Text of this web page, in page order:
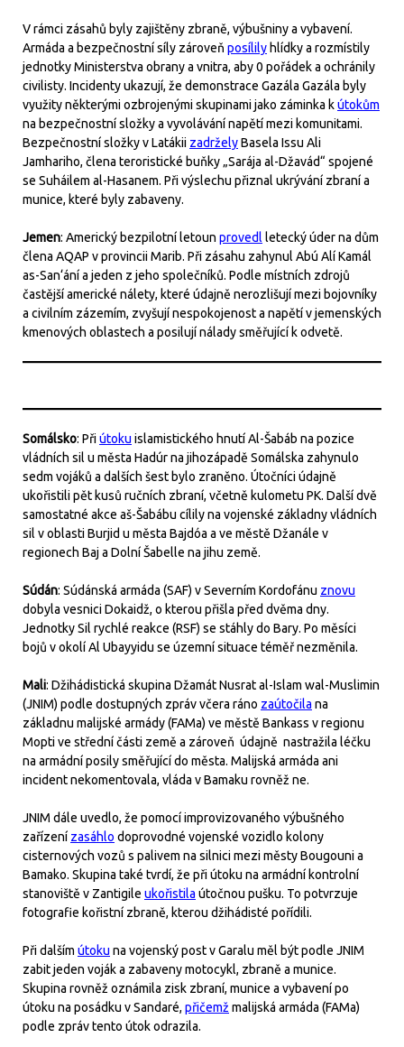
V rámci zásahů byly zajištěny zbraně, výbušniny a vybavení.
Armáda a bezpečnostní síly zároveň posílily hlídky a rozmístily
jednotky Ministerstva obrany a vnitra, aby 0 pořádek a ochránily
civilisty. Incidenty ukazují, že demonstrace Gazála Gazála byly
využity některými ozbrojenými skupinami jako záminka kútokům
na bezpečnostní složky a vyvolávání napětí mezi komunitami.
Bezpečnostní složky v Latákii zadrželyBasela Issu Ali
Jamhariho, člena teroristické buňky „Sarája al-Džavád“ spojené
se Suháilem al-Hasanem. Při výslechu přiznal ukrývání zbraní a
munice, které byly zabaveny.
Jemen: Americký bezpilotní letoun provedl letecký úder na dům
člena AQAP v provincii Marib. Při zásahu zahynul Abú Alí Kamál
as-San‘ání a jeden z jeho společníků. Podle místních zdrojů
častější americké nálety, které údajně nerozlišují mezi bojovníky
a civilním zázemím, zvyšují nespokojenost a napětí v jemenských
kmenových oblastech a posilují nálady směřující k odvetě.
Somálsko: Přiútoku islamistického hnutí Al-Šabáb na pozice
vládních sil u města Hadúr na jihozápadě Somálska zahynulo
sedm vojáků a dalších šest bylo zraněno. Útočníci údajně
ukořistili pět kusů ručních zbraní, včetně kulometu PK. Další dvě
samostatné akce aš-Šabábu cílily na vojenské základny vládních
sil v oblasti Burjid u města Bajdóa a ve městě Džanále v
regionech Baj a Dolní Šabelle na jihu země.
Súdán: Súdánská armáda (SAF) v Severním Kordofánu znovu
dobyla vesnici Dokaidž, o kterou přišla před dvěma dny.
Jednotky Sil rychlé reakce (RSF) se stáhly do Bary. Po měsíci
bojů v okolí Al Ubayyidu se územní situace téměř nezměnila.
Mali: Džihádistická skupina Džamát Nusrat al-Islam wal-Muslimin
(JNIM) podle dostupných zpráv včera ráno zaútočila na
základnu malijské armády (FAMa) ve městě Bankass v regionu
Mopti ve střední části země a zároveň údajně nastražila léčku
na armádní posily směřující do města. Malijská armáda ani
incident nekomentovala, vláda v Bamaku rovněž ne.
JNIM dále uvedlo, že pomocí improvizovaného výbušného
zařízení zasáhlo doprovodné vojenské vozidlo kolony
cisternových vozů s palivem na silnici mezi městy Bougouni a
Bamako. Skupina také tvrdí, že při útoku na armádní kontrolní
stanoviště v Zantigile ukořistila útočnou pušku. To potvrzuje
fotografie kořistní zbraně, kterou džihádisté pořídili.
Při dalším útoku na vojenský post v Garalu měl být podle JNIM
zabit jeden voják a zabaveny motocykl, zbraně a munice.
Skupina rovněž oznámila zisk zbraní, munice a vybavení po
útoku na posádku v Sandaré, přičemž malijská armáda (FAMa)
podle zpráv tento útok odrazila.